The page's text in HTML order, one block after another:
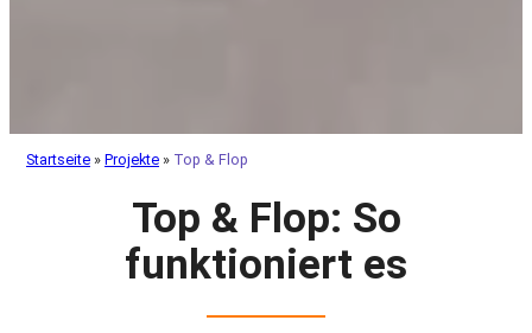
Startseite » Projekte » Top & Flop
Top & Flop: So
funktioniert es